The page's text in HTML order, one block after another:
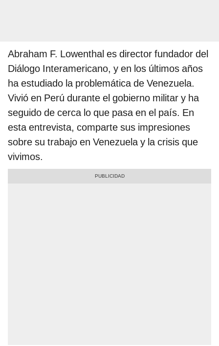
Abraham F. Lowenthal es director fundador del
Diálogo Interamericano, y en los últimos años
ha estudiado la problemática de Venezuela.
Vivió en Perú durante el gobierno militar y ha
seguido de cerca lo que pasa en el país. En
esta entrevista, comparte sus impresiones
sobre su trabajo en Venezuela y la crisis que
vivimos.